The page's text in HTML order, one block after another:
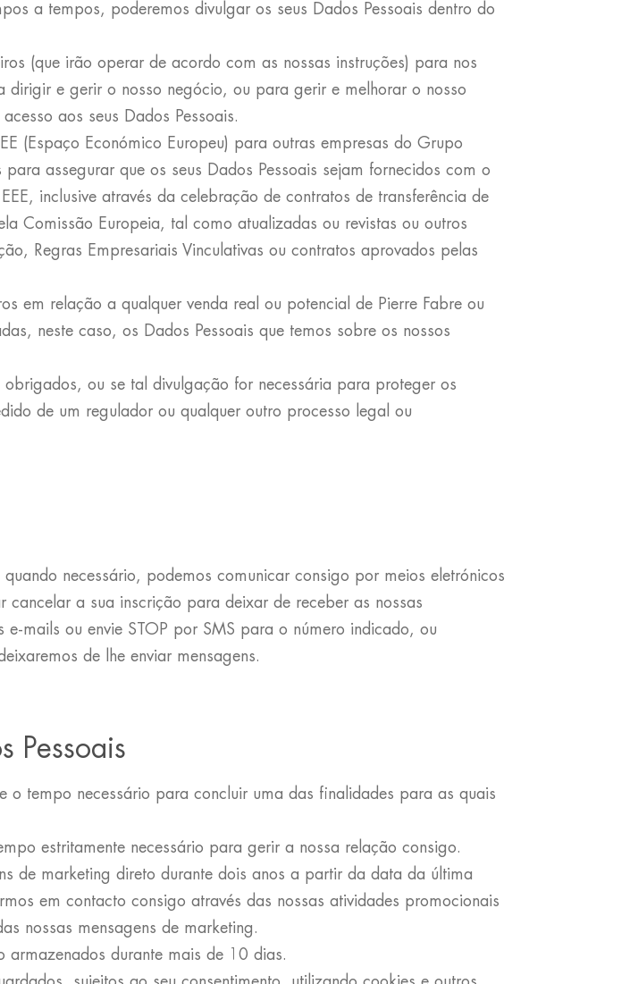
a tempos, poderemos divulgar os seus Dados Pessoais dentro do
(que irão operar de acordo com as nossas instruções) para nos
e gerir o nosso negócio, ou para gerir e melhorar o nosso
aos seus Dados Pessoais.
(Espaço Económico Europeu) para outras empresas do Grupo
assegurar que os seus Dados Pessoais sejam fornecidos com o
inclusive através da celebração de contratos de transferência de
Comissão Europeia, tal como atualizadas ou revistas ou outros
Regras Empresariais Vinculativas ou contratos aprovados pelas
em relação a qualquer venda real ou potencial de Pierre Fabre ou
neste caso, os Dados Pessoais que temos sobre os nossos
ou se tal divulgação for necessária para proteger os
de um regulador ou qualquer outro processo legal ou
necessário, podemos comunicar consigo por meios eletrónicos
cancelar a sua inscrição para deixar de receber as nossas
mails ou envie STOP por SMS para o número indicado, ou
de lhe enviar mensagens.
Pessoais
o tempo necessário para concluir uma das finalidades para as quais
estritamente necessário para gerir a nossa relação consigo.
de marketing direto durante dois anos a partir da data da última
em contacto consigo através das nossas atividades promocionais
nossas mensagens de marketing.
armazenados durante mais de 10 dias.